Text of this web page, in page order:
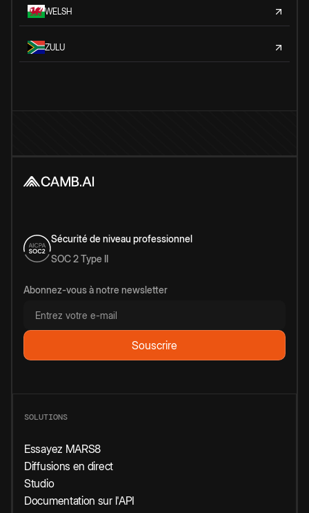
WELSH
ZULU
Sécurité de niveau professionnel
SOC 2 Type II
Abonnez-vous à notre newsletter
SOLUTIONS
Essayez MARS8
Diffusions en direct
Studio
Documentation sur l'API